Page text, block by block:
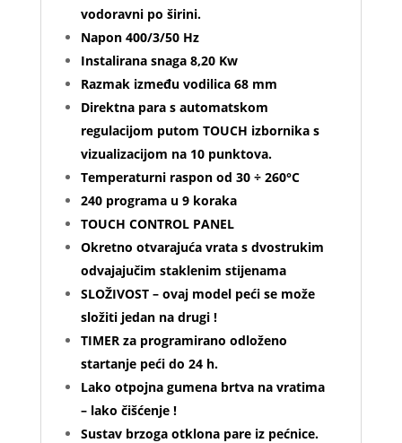
vodoravni po širini.
Napon 400/3/50 Hz
Instalirana snaga 8,20 Kw
Razmak između vodilica 68 mm
Direktna para s automatskom
regulacijom putom TOUCH izbornika s
vizualizacijom na 10 punktova.
Temperaturni raspon od 30 ÷ 260°C
240 programa u 9 koraka
TOUCH CONTROL PANEL
Okretno otvarajuća vrata s dvostrukim
odvajajučim staklenim stijenama
SLOŽIVOST – ovaj model peći se može
složiti jedan na drugi !
TIMER za programirano odloženo
startanje peći do 24 h.
Lako otpojna gumena brtva na vratima
– lako čišćenje !
Sustav brzoga otklona pare iz pećnice.